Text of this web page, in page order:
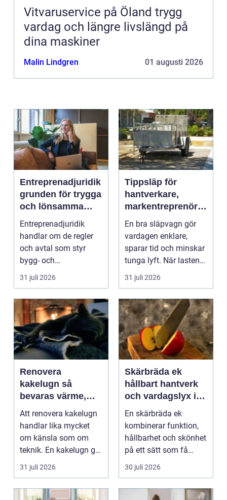
Vitvaruservice på Öland trygg
vardag och längre livslängd på
dina maskiner
Malin Lindgren 01 augusti 2026
Entreprenadjuridik
grunden för trygga
och lönsamma
byggprojekt
Entreprenadjuridik
handlar om de regler
och avtal som styr
bygg- och
anläggningsprojekt.
När ansvar,...
31 juli 2026
Tippsläp för
hantverkare,
markentreprenörer
och lantbruk en
praktisk guide
En bra släpvagn gör
vardagen enklare,
sparar tid och minskar
tunga lyft. När lasten
är bulkig, smuts...
31 juli 2026
Renovera
kakelugn så
bevaras värme,
historia och
trygghet
Att renovera kakelugn
handlar lika mycket
om känsla som om
teknik. En kakelugn ger
stilla värme, däm...
31 juli 2026
Skärbräda ek
hållbart hantverk
och vardagslyx i
köket
En skärbräda ek
kombinerar funktion,
hållbarhet och skönhet
på ett sätt som få
andra köksredskap
gör...
30 juli 2026